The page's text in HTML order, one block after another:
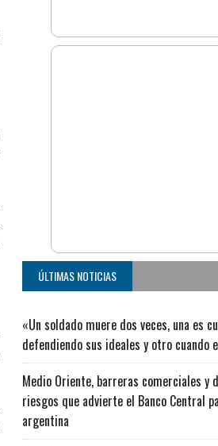
ÚLTIMAS NOTICIAS
«Un soldado muere dos veces, una es
defendiendo sus ideales y otro cuando
Medio Oriente, barreras comerciales y
riesgos que advierte el Banco Central
argentina